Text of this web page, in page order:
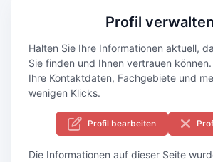
Profil verwalten
Halten Sie Ihre Informationen aktuell,
Sie finden und Ihnen vertrauen
Ihre Kontaktdaten, Fachgebiete und
wenigen Klicks.
Profil bearbeiten
Die Informationen auf dieser Seite